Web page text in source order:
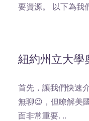
要資源。 以下為我
紐約州立大學
首先，讓我們快速
無聊😉，但瞭解美
面非常重要. ..